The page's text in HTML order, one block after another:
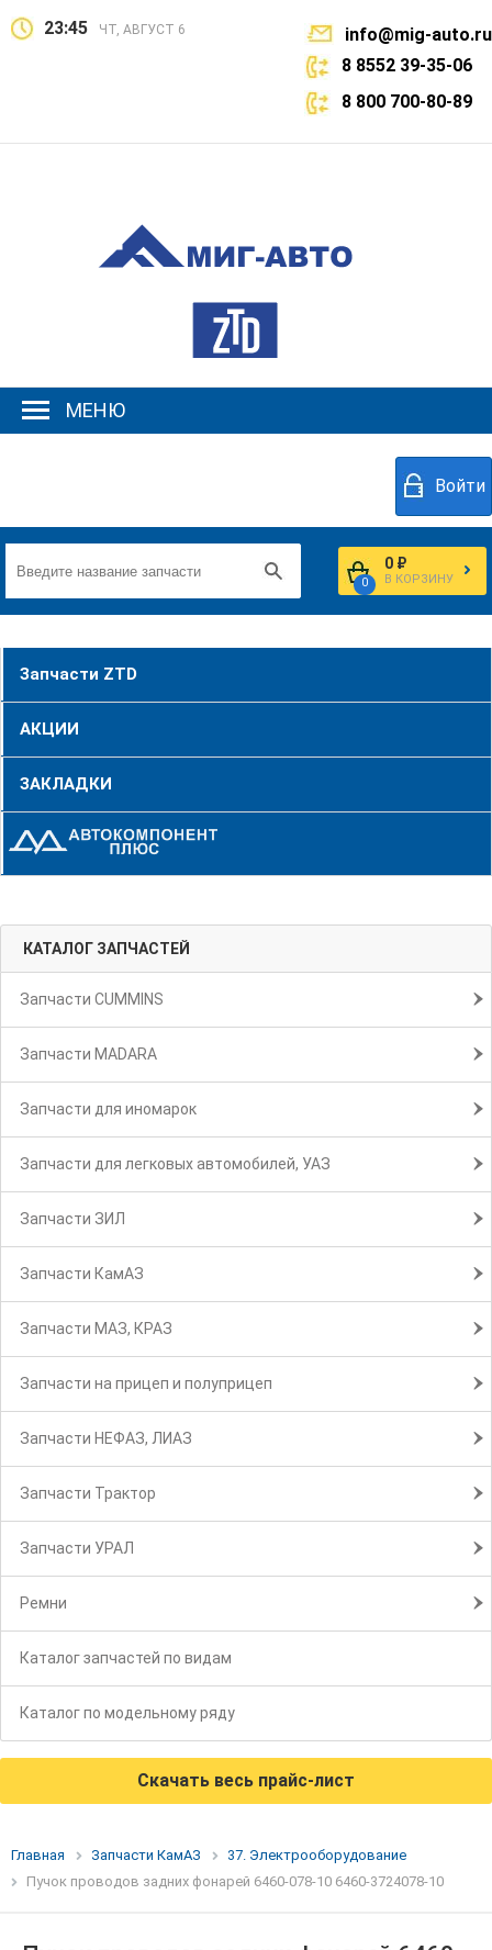
23:45 ЧТ, АВГУСТ 6
info@mig-auto.ru
8 8552 39-35-06
8 800 700-80-89
МЕНЮ
Войти
0
0 ₽
В КОРЗИНУ
Запчасти ZTD
АКЦИИ
ЗАКЛАДКИ
КАТАЛОГ ЗАПЧАСТЕЙ
Запчасти CUMMINS
Запчасти MADARA
Запчасти для иномарок
Запчасти для легковых автомобилей, УАЗ
Запчасти ЗИЛ
Запчасти КамАЗ
Запчасти МАЗ, КРАЗ
Запчасти на прицеп и полуприцеп
Запчасти НЕФАЗ, ЛИАЗ
Запчасти Трактор
Запчасти УРАЛ
Ремни
Каталог запчастей по видам
Каталог по модельному ряду
Скачать весь прайс-лист
Главная Запчасти КамАЗ
37. Электрооборудование
Пучок проводов задних фонарей 6460-078-10 6460-3724078-10